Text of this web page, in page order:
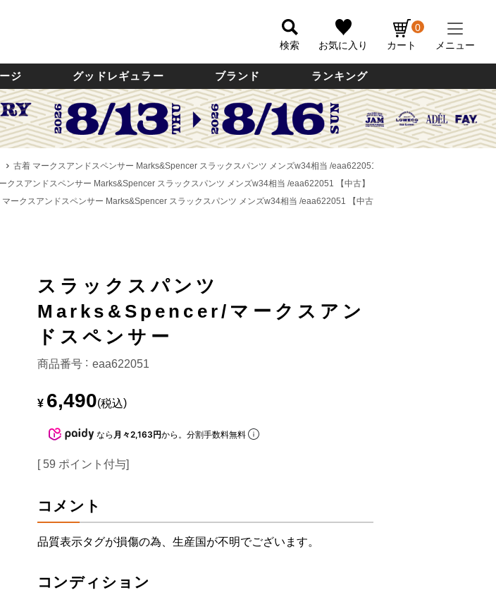
検索 お気に入り カート
0
メニュー
ジ グッドレギュラー ブランド ランキング
古着 マークスアンドスペンサー Marks&Spencer スラックスパンツ メンズw34相当 /eaa622051 【中古】
クスアンドスペンサー Marks&Spencer スラックスパンツ メンズw34相当 /eaa622051 【中古】
マークスアンドスペンサー Marks&Spencer スラックスパンツ メンズw34相当 /eaa622051 【中古】
スラックスパンツ
Marks&Spencer/マークスアン
ドスペンサー
商品番号 eaa622051
¥ 6,490 税込
なら 月々2,163円から。分割手数料無料
[ 59 ポイント付与]
コメント
品質表示タグが損傷の為、生産国が不明でございます。
コンディション